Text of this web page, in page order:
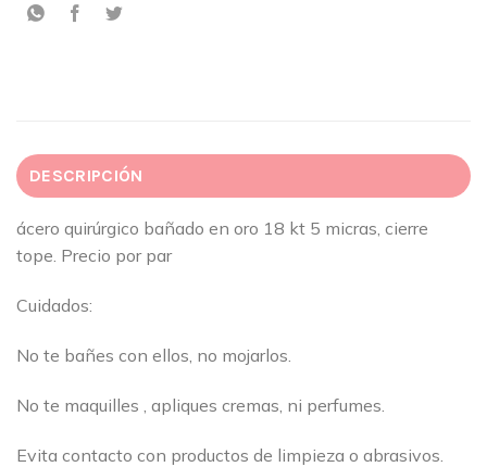
DESCRIPCIÓN
ácero quirúrgico bañado en oro 18 kt 5 micras, cierre
tope. Precio por par
Cuidados:
No te bañes con ellos, no mojarlos.
No te maquilles , apliques cremas, ni perfumes.
Evita contacto con productos de limpieza o abrasivos.